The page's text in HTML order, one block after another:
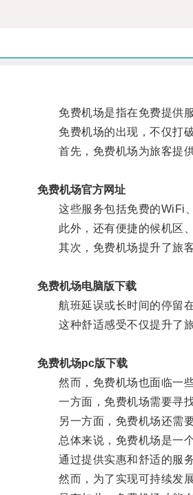
免费机场是指在免费提供服
免费机场的出现，不仅打破
首先，免费机场为旅客提供
免费机场官方网址
这些服务包括免费的WiFi、
此外，还有便捷的候机区、
其次，免费机场提升了旅客
免费机场电脑版下载
航班延误或长时间的停留在
这种舒适感受不仅提升了旅
免费机场pc版下载
然而，免费机场也面临一些
一方面，免费机场需要寻找
另一方面，免费机场还需要
总体来说，免费机场是一个
通过提供实惠和舒适的服务
然而，为了实现可持续发展